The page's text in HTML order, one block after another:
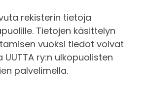
rekisterin tietoja
Tietojen käsittelyn
vuoksi tiedot voivat
ry:n ulkopuolisten
palvelimella.